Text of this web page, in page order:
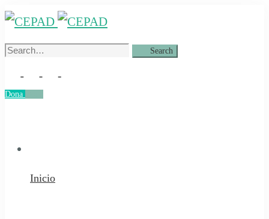
Search
Search
Dona
Inicio